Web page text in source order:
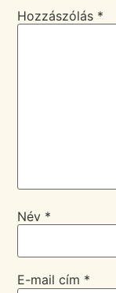
Hozzászólás *
Név *
E-mail cím *